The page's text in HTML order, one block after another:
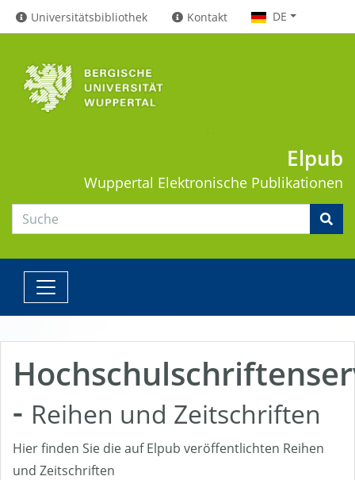
Universitätsbibliothek Kontakt DE
Elpub
Wuppertal Elektronische Publikationen
- Reihen und Zeitschriften
Hier finden Sie die auf Elpub veröffentlichten Reihen
und Zeitschriften